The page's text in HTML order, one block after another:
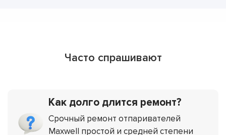
Часто спрашивают
Как долго длится ремонт?
Срочный ремонт отпаривателей
Maxwell простой и средней степени